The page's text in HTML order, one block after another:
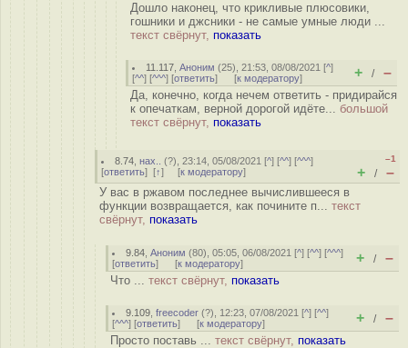
Дошло наконец, что крикливые плюсовики,
гошники и джсники - не самые умные люди ...
текст свёрнут, показать
11.117 ,Аноним (25), 21:53, 08/08/2021 [^]
[^^] [^^^] [ответить] [к модератору] + / –
Да, конечно, когда нечем ответить - придирайся
к опечаткам, верной дорогой идёте... большой
текст свёрнут, показать
8.74 ,нах.. (?), 23:14, 05/08/2021 [^] [^^] [^^^]
[ответить] [↑] [к модератору]
–1
+ / –
У вас в ржавом последнее вычислившееся в
функции возвращается, как почините п... текст
свёрнут, показать
9.84 ,Аноним (80), 05:05, 06/08/2021 [^] [^^] [^^^]
[ответить] [к модератору] + / –
Что ... текст свёрнут, показать
9.109 ,freecoder (?), 12:23, 07/08/2021 [^] [^^]
[^^^] [ответить] [к модератору] + / –
Просто поставь ... текст свёрнут, показать